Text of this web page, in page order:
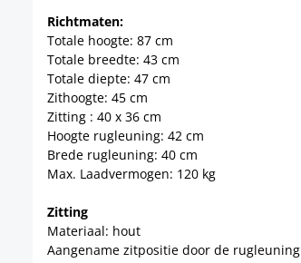
Richtmaten:
Totale hoogte: 87 cm
Totale breedte: 43 cm
Totale diepte: 47 cm
Zithoogte: 45 cm
Zitting : 40 x 36 cm
Hoogte rugleuning: 42 cm
Brede rugleuning: 40 cm
Max. Laadvermogen: 120 kg
Zitting
Materiaal: hout
Aangename zitpositie door de rugleuning